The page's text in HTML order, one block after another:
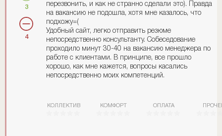
3
4
перезвонить, и как не странно сделали это). Правда
на вакансию не подошла, хотя мне казалось, что
подхожу=(
Удобный сайт, легко отправить резюме
непосредственно консультанту. Собеседование
проходило минут 30-40 на вакансию менеджера по
работе с клиентами. В принципе, все прошло
хорошо, как мне кажется, вопросы касались
непосредственно моих компетенций.
КОЛЛЕКТИВ КОМФОРТ ОПЛАТА